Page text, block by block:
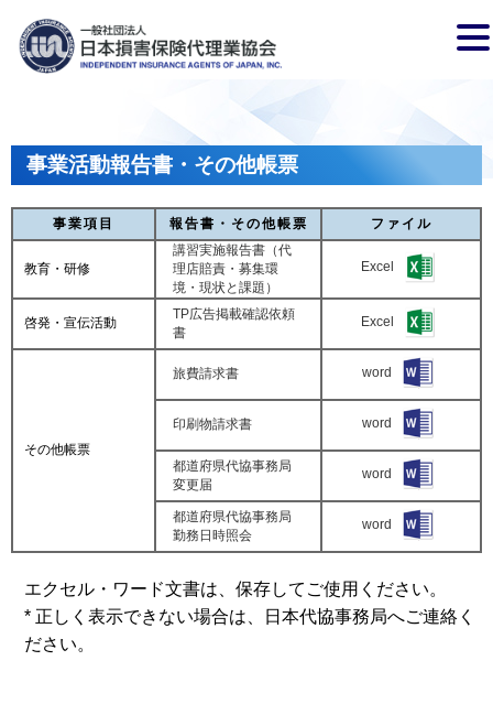
事業活動報告書・その他帳票
事業項目 報告書・その他帳票 ファイル
教育・研修
講習実施報告書（代
理店賠責・募集環
境・現状と課題）
Excel
啓発・宣伝活動
TP広告掲載確認依頼
書
Excel
その他帳票
旅費請求書 word
印刷物請求書 word
都道府県代協事務局
変更届
word
都道府県代協事務局
勤務日時照会
word
エクセル・ワード文書は、保存してご使用ください。
* 正しく表示できない場合は、日本代協事務局へご連絡く
ださい。